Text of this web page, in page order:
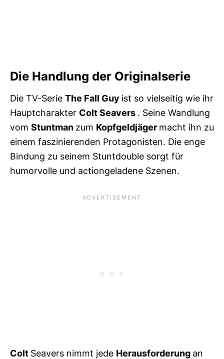
Die Handlung der Originalserie
Die TV-Serie The Fall Guy ist so vielseitig wie ihr
Hauptcharakter Colt Seavers . Seine Wandlung
vom Stuntman zum Kopfgeldjäger macht ihn zu
einem faszinierenden Protagonisten. Die enge
Bindung zu seinem Stuntdouble sorgt für
humorvolle und actiongeladene Szenen.
Colt Seavers nimmt jede Herausforderung an